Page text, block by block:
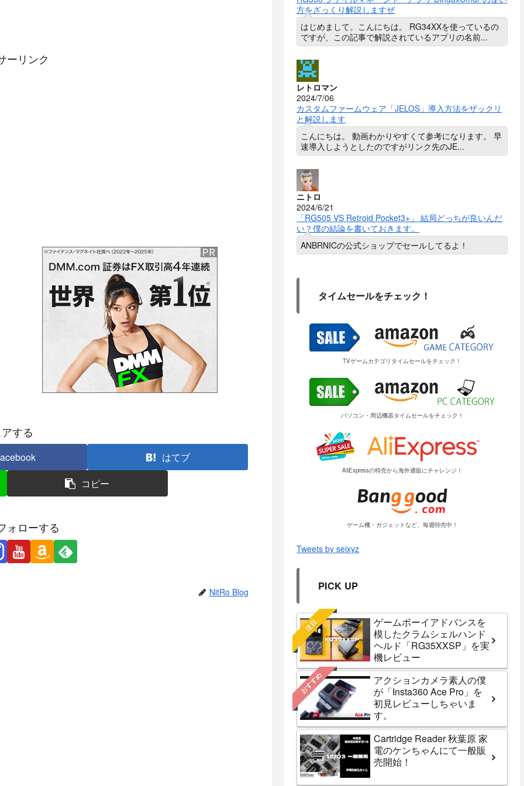
ーリンク
する
はてブ
コピー
ォローする
NitRo Blog
方をざっくり解説しますぜ
はじめまして。こんにちは。 RG34XXを使っているの
ですが、この記事で解説されているアプリの名前...
レトロマン
2024/7/06
カスタムファームウェア「JELOS」導入方法をザックリ
と解説します
こんにちは。 動画わかりやすくて参考になります。 早
速導入しようとしたのですがリンク先のJE...
ニトロ
2024/6/21
「RG505 VS Retroid Pocket3+」 結局どっちが良いんだ
い？僕の結論を書いておきます。
ANBRNICの公式ショップでセールしてるよ！
タイムセールをチェック！
TVゲームカテゴリタイムセールをチェック！
パソコン・周辺機器タイムセールをチェック！
AliExpressの特売から海外通販にチャレンジ！
ゲーム機・ガジェットなど、毎週特売中！
Tweets by seixyz
PICK UP
注目
ゲームボーイアドバンスを
模したクラムシェルハンド
ヘルド「RG35XXSP」を実
機レビュー
おすすめ
アクションカメラ素人の僕
が「Insta360 Ace Pro」を
初見レビューしちゃいま
す。
Cartridge Reader 秋葉原 家
電のケンちゃんにて一般販
売開始！